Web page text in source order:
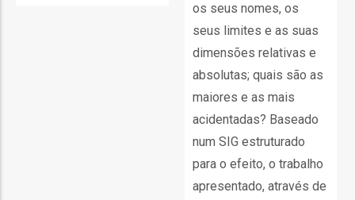
os seus nomes, os
seus limites e as suas
dimensões relativas e
absolutas; quais são as
maiores e as mais
acidentadas? Baseado
num SIG estruturado
para o efeito, o trabalho
apresentado, através de